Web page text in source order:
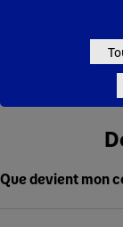
Que devient mon